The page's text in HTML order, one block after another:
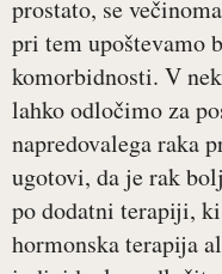
prostato, se
pri tem upoštevamo
komorbidnosti. V
lahko odločimo za
napredovalega raka
ugotovi, da je rak
po dodatni terapiji,
hormonska terapija